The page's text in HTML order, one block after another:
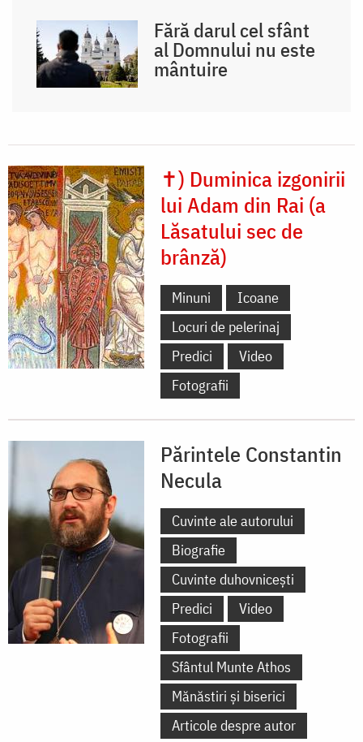
Fără darul cel sfânt
al Domnului nu este
mântuire
✝) Duminica izgonirii
lui Adam din Rai (a
Lăsatului sec de
brânză)
Minuni
Icoane
Locuri de pelerinaj
Predici
Video
Fotografii
Părintele Constantin
Necula
Cuvinte ale autorului
Biografie
Cuvinte duhovnicești
Predici
Video
Fotografii
Sfântul Munte Athos
Mănăstiri și biserici
Articole despre autor